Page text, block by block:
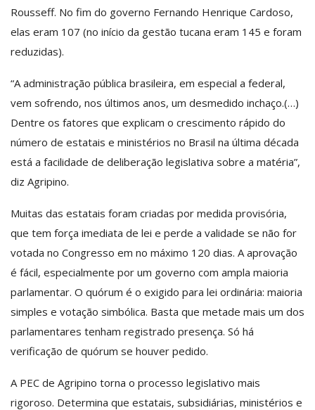
Rousseff. No fim do governo Fernando Henrique Cardoso,
elas eram 107 (no início da gestão tucana eram 145 e foram
reduzidas).
“A administração pública brasileira, em especial a federal,
vem sofrendo, nos últimos anos, um desmedido inchaço.(…)
Dentre os fatores que explicam o crescimento rápido do
número de estatais e ministérios no Brasil na última década
está a facilidade de deliberação legislativa sobre a matéria”,
diz Agripino.
Muitas das estatais foram criadas por medida provisória,
que tem força imediata de lei e perde a validade se não for
votada no Congresso em no máximo 120 dias. A aprovação
é fácil, especialmente por um governo com ampla maioria
parlamentar. O quórum é o exigido para lei ordinária: maioria
simples e votação simbólica. Basta que metade mais um dos
parlamentares tenham registrado presença. Só há
verificação de quórum se houver pedido.
A PEC de Agripino torna o processo legislativo mais
rigoroso. Determina que estatais, subsidiárias, ministérios e